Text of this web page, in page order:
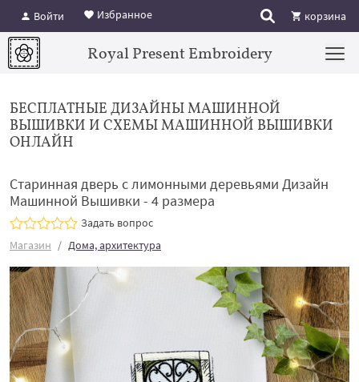
Войти Избранное корзина
Royal Present Embroidery
БЕСПЛАТНЫЕ ДИЗАЙНЫ МАШИННОЙ
ВЫШИВКИ И СХЕМЫ МАШИННОЙ ВЫШИВКИ
ОНЛАЙН
Старинная дверь с лимонными деревьями Дизайн
Машинной Вышивки - 4 размера
Задать вопрос
Магазин
Дома, архитектура